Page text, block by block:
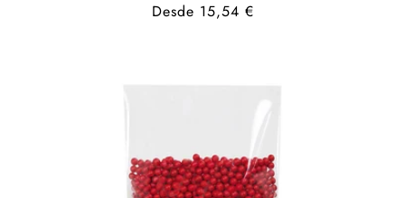
Precio
Desde 15,54 €